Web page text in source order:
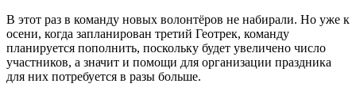
В этот раз в команду новых волонтёров не набирали. Но уже к
осени, когда запланирован третий Геотрек, команду
планируется пополнить, поскольку будет увеличено число
участников, а значит и помощи для организации праздника
для них потребуется в разы больше.